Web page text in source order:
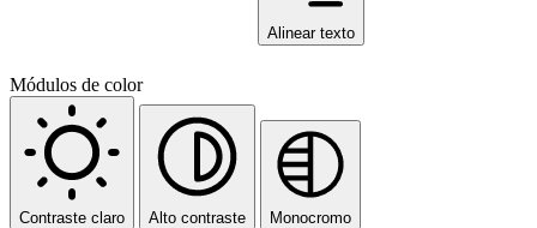
Alinear texto
Módulos de color
Contraste claro Alto contraste Monocromo